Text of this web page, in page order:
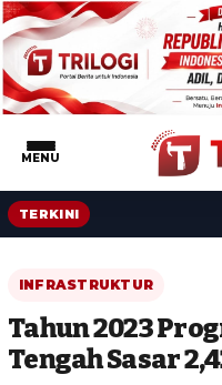
MENU
TERKINI
INFRASTRUKTUR
Tahun 2023
Tengah Sasar